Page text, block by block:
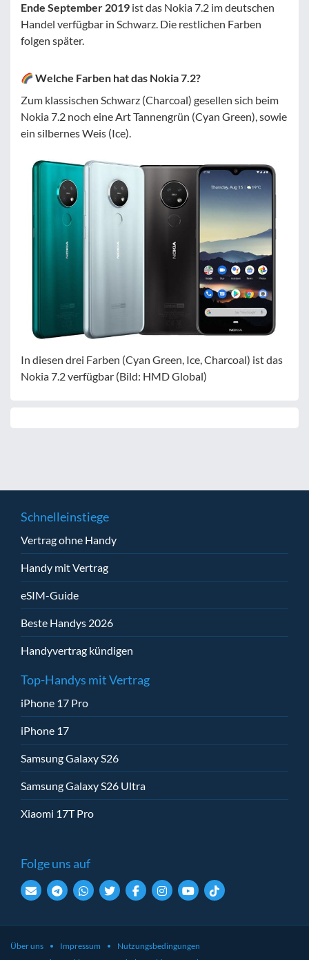
Ende September 2019 ist das Nokia 7.2 im deutschen
Handel verfügbar in Schwarz. Die restlichen Farben
folgen später.
Welche Farben hat das Nokia 7.2?
Zum klassischen Schwarz (Charcoal) gesellen sich beim
Nokia 7.2 noch eine Art Tannengrün (Cyan Green), sowie
ein silbernes Weis (Ice).
In diesen drei Farben (Cyan Green, Ice, Charcoal) ist das
Nokia 7.2 verfügbar (Bild: HMD Global)
Schnelleinstiege
Vertrag ohne Handy
Handy mit Vertrag
eSIM-Guide
Beste Handys 2026
Handyvertrag kündigen
Top-Handys mit Vertrag
iPhone 17 Pro
iPhone 17
Samsung Galaxy S26
Samsung Galaxy S26 Ultra
Xiaomi 17T Pro
Folge uns auf
Über uns Impressum
Nutzungsbedingungen